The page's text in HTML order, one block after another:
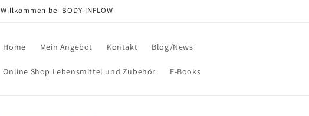
Willkommen bei BODY-INFLOW
Home Mein Angebot Kontakt Blog/News
Online Shop Lebensmittel und Zubehör E-Books